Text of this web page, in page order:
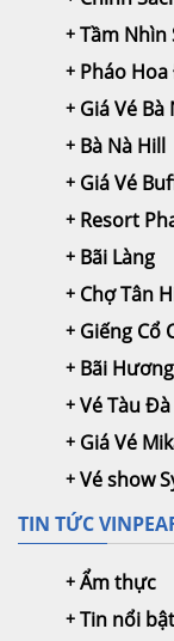
Tầm Nhìn
Pháo
Giá Vé
Bà Nà Hill
Giá Vé
Resort
Bãi Làng
Chợ Tân
Giếng Cổ
Bãi
Vé Tàu
Giá Vé
Vé show
TIN TỨC
Ẩm thực
Tin nổi bật